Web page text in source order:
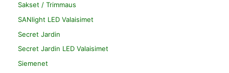
Sakset / Trimmaus
SANlight LED Valaisimet
Secret Jardin
Secret Jardin LED Valaisimet
Siemenet